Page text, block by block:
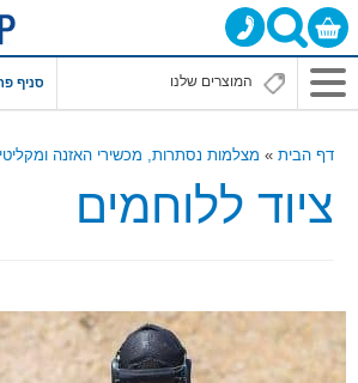
סניף
דף הבית מצלמות נסתרות, מכשירי האזנה
ציוד ללוחמים